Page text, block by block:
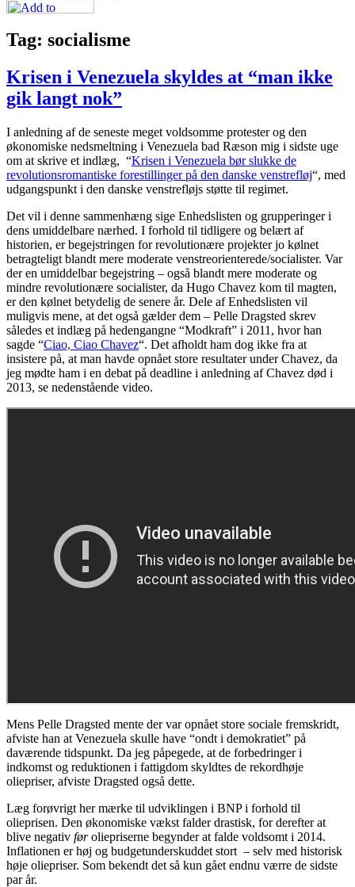
Tag: socialisme
Krisen i Venezuela skyldes at “man ikke
gik langt nok”
I anledning af de seneste meget voldsomme protester og den
økonomiske nedsmeltning i Venezuela bad Ræson mig i sidste uge
om at skrive et indlæg, “Krisen i Venezuela bør slukke de
revolutionsromantiske forestillinger på den danske venstrefløj“, med
udgangspunkt i den danske venstrefløjs støtte til regimet.
Det vil i denne sammenhæng sige Enhedslisten og grupperinger i
dens umiddelbare nærhed. I forhold til tidligere og belært af
historien, er begejstringen for revolutionære projekter jo kølnet
betragteligt blandt mere moderate venstreorienterede/socialister. Var
der en umiddelbar begejstring – også blandt mere moderate og
mindre revolutionære socialister, da Hugo Chavez kom til magten,
er den kølnet betydelig de senere år. Dele af Enhedslisten vil
muligvis mene, at det også gælder dem – Pelle Dragsted skrev
således et indlæg på hedengangne “Modkraft” i 2011, hvor han
sagde “Ciao, Ciao Chavez“. Det afholdt ham dog ikke fra at
insistere på, at man havde opnået store resultater under Chavez, da
jeg mødte ham i en debat på deadline i anledning af Chavez død i
2013, se nedenstående video.
Mens Pelle Dragsted mente der var opnået store sociale fremskridt,
afviste han at Venezuela skulle have “ondt i demokratiet” på
daværende tidspunkt. Da jeg påpegede, at de forbedringer i
indkomst og reduktionen i fattigdom skyldtes de rekordhøje
oliepriser, afviste Dragsted også dette.
Læg forøvrigt her mærke til udviklingen i BNP i forhold til
olieprisen. Den økonomiske vækst falder drastisk, for derefter at
blive negativ føroliepriserne begynder at falde voldsomt i 2014.
Inflationen er høj og budgetunderskuddet stort – selv med historisk
høje oliepriser. Som bekendt det så kun gået endnu værre de sidste
par år.